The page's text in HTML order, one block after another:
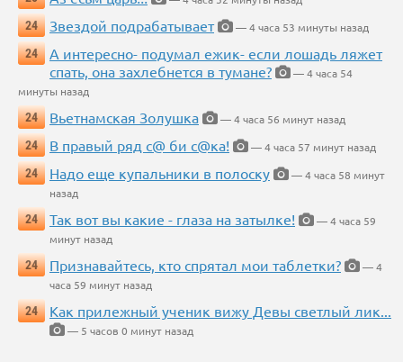
24
Звездой подрабатывает
— 4 часа 53 минуты назад
24
А интересно- подумал ежик- если лошадь ляжет
спать, она захлебнется в тумане?
— 4 часа 54
минуты назад
24
Вьетнамская Золушка
— 4 часа 56 минут назад
24
В правый ряд с@ би с@ка!
— 4 часа 57 минут назад
24
Надо еще купальники в полоску
— 4 часа 58 минут
назад
24
Так вот вы какие - глаза на затылке!
— 4 часа 59
минут назад
24
Признавайтесь, кто спрятал мои таблетки?
— 4
часа 59 минут назад
24
Как прилежный ученик вижу Девы светлый лик...
— 5 часов 0 минут назад